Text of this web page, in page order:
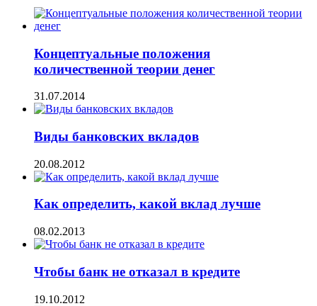
Концептуальные положения
количественной теории денег
31.07.2014
Виды банковских вкладов
20.08.2012
Как определить, какой вклад лучше
08.02.2013
Чтобы банк не отказал в кредите
19.10.2012